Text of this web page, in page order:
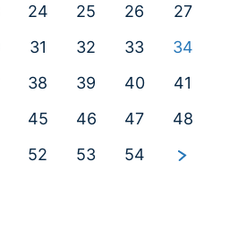
24 25 26
27
31 32 33
34
38 39 40
41
45 46 47
48
52 53 54